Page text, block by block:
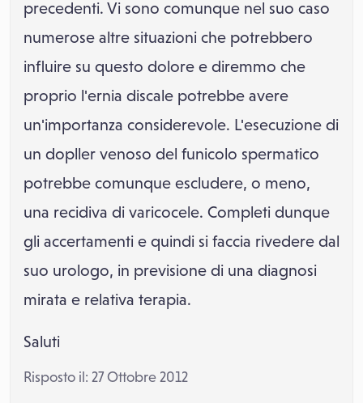
precedenti. Vi sono comunque nel suo caso
numerose altre situazioni che potrebbero
influire su questo dolore e diremmo che
proprio l'ernia discale potrebbe avere
un'importanza considerevole. L'esecuzione di
un dopller venoso del funicolo spermatico
potrebbe comunque escludere, o meno,
una recidiva di varicocele. Completi dunque
gli accertamenti e quindi si faccia rivedere dal
suo urologo, in previsione di una diagnosi
mirata e relativa terapia.
Saluti
Risposto il: 27 Ottobre 2012